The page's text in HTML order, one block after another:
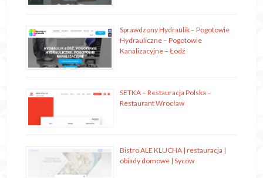
Sprawdzony Hydraulik – Pogotowie
Hydrauliczne – Pogotowie
Kanalizacyjne – Łódź
SETKA – Restauracja Polska –
Restaurant Wrocław
Bistro ALE KLUCHA | restauracja |
obiady domowe | Syców